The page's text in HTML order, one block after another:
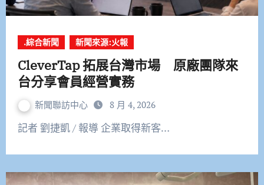
.綜合新聞 新聞來源:火報
CleverTap 拓展台灣市場 原廠團隊來
台分享會員經營實務
新聞聯訪中心 8 月 4, 2026
記者 劉捷凱 / 報導 企業取得新客…